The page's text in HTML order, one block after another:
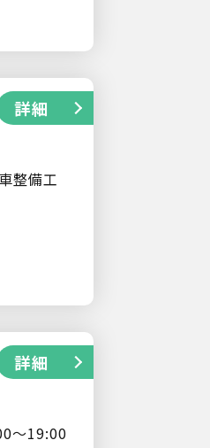
整備工
詳細
〜19:00
詳細